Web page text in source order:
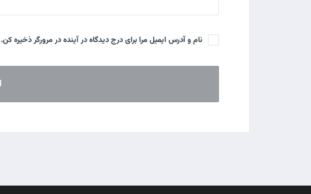
نام و آدرس ایمیل مرا برای درج دیدگاه در آینده در مرورگر ذخیره کن.